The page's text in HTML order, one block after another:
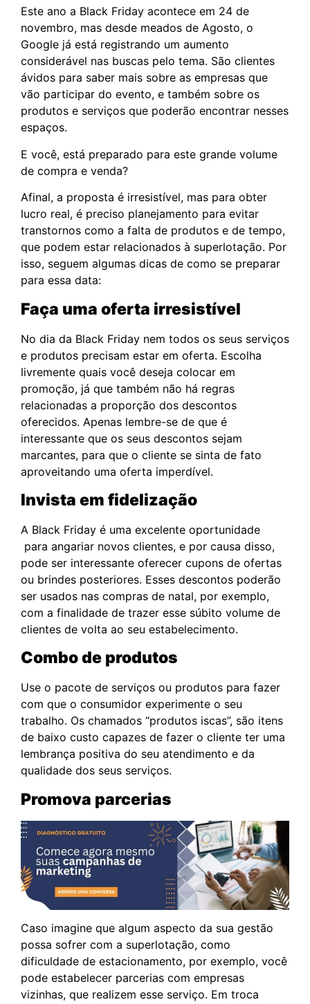
Este ano a Black Friday acontece em 24 de
novembro, mas desde meados de Agosto, o
Google já está registrando um aumento
considerável nas buscas pelo tema. São clientes
ávidos para saber mais sobre as empresas que
vão participar do evento, e também sobre os
produtos e serviços que poderão encontrar nesses
espaços.
E você, está preparado para este grande volume
de compra e venda?
Afinal, a proposta é irresistível, mas para obter
lucro real, é preciso planejamento para evitar
transtornos como a falta de produtos e de tempo,
que podem estar relacionados à superlotação. Por
isso, seguem algumas dicas de como se preparar
para essa data:
Faça uma oferta irresistível
No dia da Black Friday nem todos os seus serviços
e produtos precisam estar em oferta. Escolha
livremente quais você deseja colocar em
promoção, já que também não há regras
relacionadas a proporção dos descontos
oferecidos. Apenas lembre-se de que é
interessante que os seus descontos sejam
marcantes, para que o cliente se sinta de fato
aproveitando uma oferta imperdível.
Invista em fidelização
A Black Friday é uma excelente oportunidade
para angariar novos clientes, e por causa disso,
pode ser interessante oferecer cupons de ofertas
ou brindes posteriores. Esses descontos poderão
ser usados nas compras de natal, por exemplo,
com a finalidade de trazer esse súbito volume de
clientes de volta ao seu estabelecimento.
Combo de produtos
Use o pacote de serviços ou produtos para fazer
com que o consumidor experimente o seu
trabalho. Os chamados “produtos iscas”, são itens
de baixo custo capazes de fazer o cliente ter uma
lembrança positiva do seu atendimento e da
qualidade dos seus serviços.
Promova parcerias
Caso imagine que algum aspecto da sua gestão
possa sofrer com a superlotação, como
dificuldade de estacionamento, por exemplo, você
pode estabelecer parcerias com empresas
vizinhas, que realizem esse serviço. Em troca